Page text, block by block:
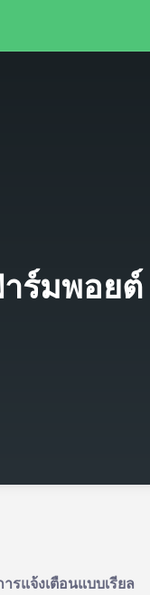
ร์มพอยต์
แจ้งเตือนแบบเรียล